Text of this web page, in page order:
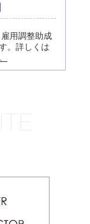
用調整助成
。 詳しくは